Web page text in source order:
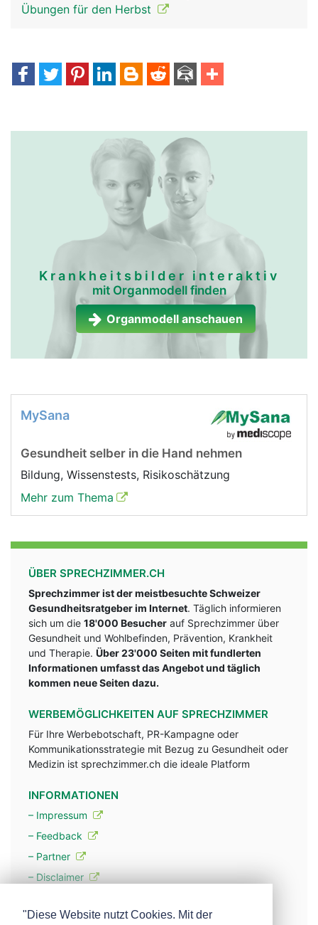
Übungen für den Herbst
Krankheitsbilder interaktiv
mit Organmodell finden
Organmodell anschauen
MySana
Gesundheit selber in die Hand nehmen
Bildung, Wissenstests, Risikoschätzung
Mehr zum Thema
ÜBER SPRECHZIMMER.CH
Sprechzimmer ist der meistbesuchte Schweizer
Gesundheitsratgeber im Internet. Täglich informieren
sich um die 18'000 Besucher auf Sprechzimmer über
Gesundheit und Wohlbefinden, Prävention, Krankheit
und Therapie. Über 23'000 Seiten mit fundlerten
Informationen umfasst das Angebot und täglich
kommen neue Seiten dazu.
WERBEMÖGLICHKEITEN AUF SPRECHZIMMER
Für Ihre Werbebotschaft, PR-Kampagne oder
Kommunikationsstrategie mit Bezug zu Gesundheit oder
Medizin ist sprechzimmer.ch die ideale Platform
INFORMATIONEN
– Impressum
– Feedback
– Partner
– Disclaimer
"Diese Website nutzt Cookies. Mit der